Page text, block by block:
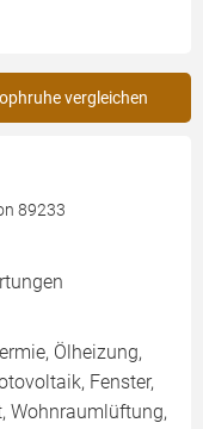
vergleichen
89233
Ölheizung,
Fenster,
Wohnraumlüftung,